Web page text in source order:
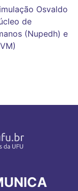
Osvaldo
de
(Nupedh) e